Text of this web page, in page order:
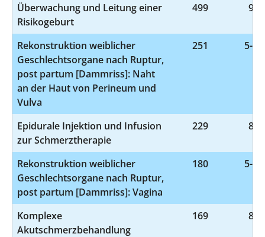
Überwachung und Leitung einer
Risikogeburt
499 9-
Rekonstruktion weiblicher
Geschlechtsorgane nach Ruptur,
post partum [Dammriss]: Naht
an der Haut von Perineum und
Vulva
251 5-
Epidurale Injektion und Infusion
zur Schmerztherapie
229 8-
Rekonstruktion weiblicher
Geschlechtsorgane nach Ruptur,
post partum [Dammriss]: Vagina
180 5-
Komplexe
Akutschmerzbehandlung
169 8-